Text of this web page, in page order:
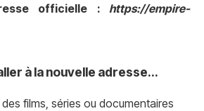
officielle :https://empire-
à la nouvelle adresse...
films, séries ou documentaires